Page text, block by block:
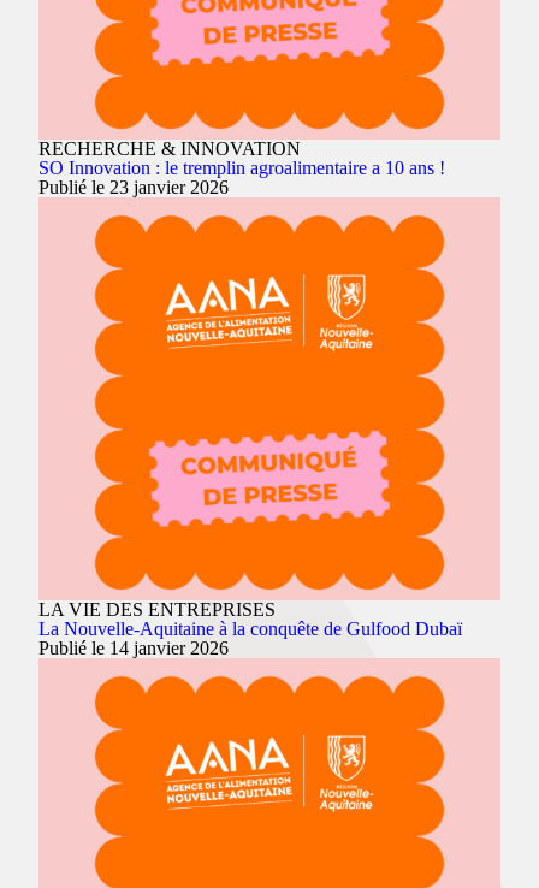
RECHERCHE & INNOVATION
SO Innovation : le tremplin agroalimentaire a 10 ans !
Publié le 23 janvier 2026
LA VIE DES ENTREPRISES
La Nouvelle-Aquitaine à la conquête de Gulfood Dubaï
Publié le 14 janvier 2026